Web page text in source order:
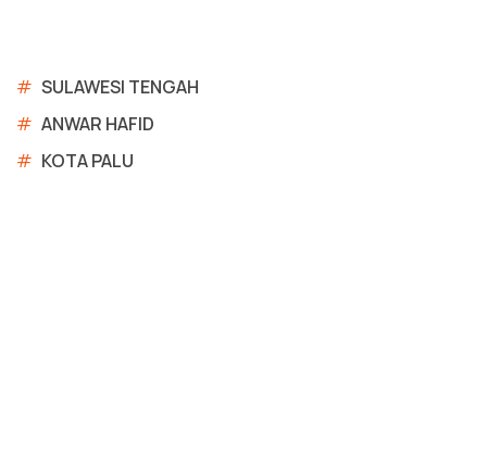
# SULAWESI TENGAH
# ANWAR HAFID
# KOTA PALU